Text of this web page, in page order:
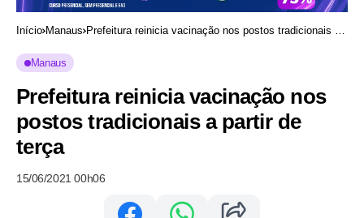
Início Manaus Prefeitura reinicia vacinação nos postos tradicionais a
Manaus
Prefeitura reinicia vacinação nos
postos tradicionais a partir de
terça
15/06/2021 00h06